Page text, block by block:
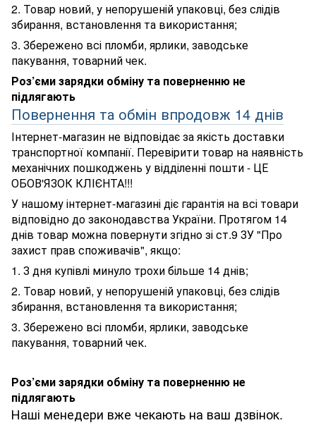
2. Товар новий, у непорушеній упаковці, без слідів
збирання, встановлення та використання;
3. Збережено всі пломби, ярлики, заводське
пакування, товарний чек.
Роз’єми зарядки обміну та поверненню не
підлягають
Повернення та обмін впродовж 14 днів
Інтернет-магазин не відповідає за якість доставки
транспортної компанії. Перевірити товар на наявність
механічних пошкоджень у відділенні пошти - ЦЕ
ОБОВ'ЯЗОК КЛІЄНТА!!!
У нашому інтернет-магазині діє гарантія на всі товари
відповідно до законодавства України. Протягом 14
днів товар можна повернути згідно зі ст.9 ЗУ "Про
захист прав споживачів", якщо:
1. З дня купівлі минуло трохи більше 14 днів;
2. Товар новий, у непорушеній упаковці, без слідів
збирання, встановлення та використання;
3. Збережено всі пломби, ярлики, заводське
пакування, товарний чек.
Роз’єми зарядки обміну та поверненню не
підлягають
Наші менедери вже чекають на ваш дзвінок.